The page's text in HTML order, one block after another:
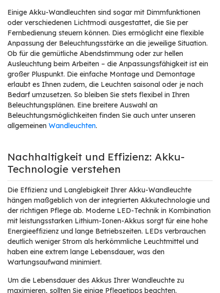
Einige Akku-Wandleuchten sind sogar mit Dimmfunktionen
oder verschiedenen Lichtmodi ausgestattet, die Sie per
Fernbedienung steuern können. Dies ermöglicht eine flexible
Anpassung der Beleuchtungsstärke an die jeweilige Situation.
Ob für die gemütliche Abendstimmung oder zur hellen
Ausleuchtung beim Arbeiten – die Anpassungsfähigkeit ist ein
großer Pluspunkt. Die einfache Montage und Demontage
erlaubt es Ihnen zudem, die Leuchten saisonal oder je nach
Bedarf umzusetzen. So bleiben Sie stets flexibel in Ihren
Beleuchtungsplänen. Eine breitere Auswahl an
Beleuchtungsmöglichkeiten finden Sie auch unter unseren
allgemeinen Wandleuchten.
Nachhaltigkeit und Effizienz: Akku-
Technologie verstehen
Die Effizienz und Langlebigkeit Ihrer Akku-Wandleuchte
hängen maßgeblich von der integrierten Akkutechnologie und
der richtigen Pflege ab. Moderne LED-Technik in Kombination
mit leistungsstarken Lithium-Ionen-Akkus sorgt für eine hohe
Energieeffizienz und lange Betriebszeiten. LEDs verbrauchen
deutlich weniger Strom als herkömmliche Leuchtmittel und
haben eine extrem lange Lebensdauer, was den
Wartungsaufwand minimiert.
Um die Lebensdauer des Akkus Ihrer Wandleuchte zu
maximieren, sollten Sie einige Pflegetipps beachten.